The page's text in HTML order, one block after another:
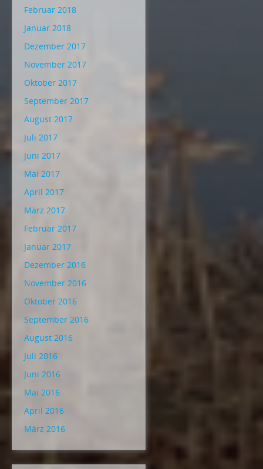
Februar 2018
Januar 2018
Dezember 2017
November 2017
Oktober 2017
September 2017
August 2017
Juli 2017
Juni 2017
Mai 2017
April 2017
März 2017
Februar 2017
Januar 2017
Dezember 2016
November 2016
Oktober 2016
September 2016
August 2016
Juli 2016
Juni 2016
Mai 2016
April 2016
März 2016